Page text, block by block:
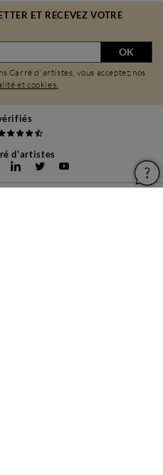
ET RECEVEZ VOTRE
OK
Carré d'artistes, vous acceptez nos
et cookies.
d'artistes